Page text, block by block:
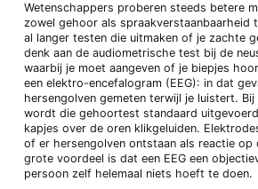
Wetenschappers proberen steeds betere
zowel gehoor als spraakverstaanbaarheid
al langer testen die uitmaken of je zachte
denk aan de audiometrische test bij de
waarbij je moet aangeven of je biepjes
een elek­tro-en­ce­fa­lo­gra­m (EEG): in dat
hersengolven gemeten terwijl je luistert. Bij
wordt die gehoortest standaard
kapjes over de oren klikgeluiden.
of er hersengolven ontstaan als reactie op
grote voordeel is dat een EEG een
persoon zelf helemaal niets hoeft te doen.